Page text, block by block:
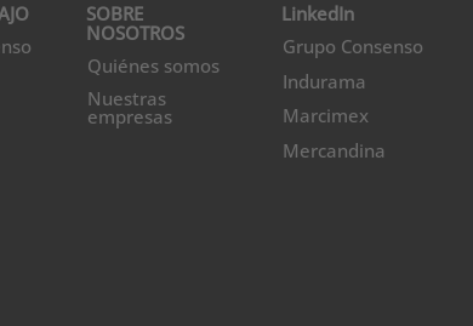
SOBRE
NOSOTROS
Quiénes somos
Nuestras
empresas
LinkedIn
Grupo Consenso
Indurama
Marcimex
Mercandina